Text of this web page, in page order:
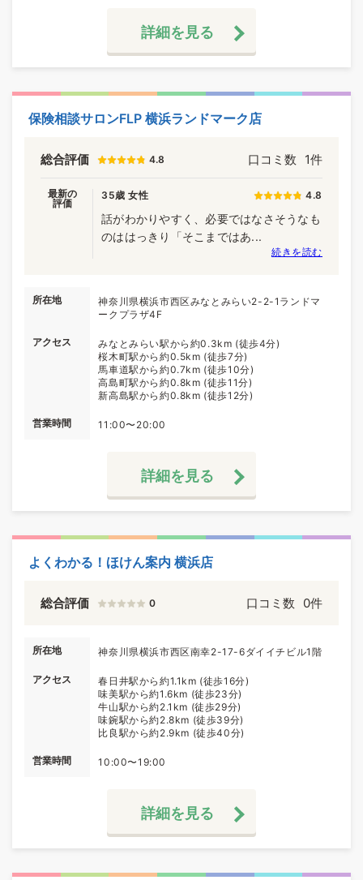
詳細を見る
保険相談サロンFLP 横浜ランドマーク店
総合評価 4.8 口コミ数 1件
最新の
評価
35歳 女性 4.8
話がわかりやすく、必要ではなさそうなも
のははっきり「そこまではあ...
続きを読む
所在地
神奈川県横浜市西区みなとみらい2-2-1ランドマ
ークプラザ4F
アクセス
みなとみらい駅から約0.3km (徒歩4分)
桜木町駅から約0.5km (徒歩7分)
馬車道駅から約0.7km (徒歩10分)
高島町駅から約0.8km (徒歩11分)
新高島駅から約0.8km (徒歩12分)
営業時間 11:00〜20:00
詳細を見る
よくわかる！ほけん案内 横浜店
総合評価 0 口コミ数 0件
所在地 神奈川県横浜市西区南幸2-17-6ダイイチビル1階
アクセス
春日井駅から約1.1km (徒歩16分)
味美駅から約1.6km (徒歩23分)
牛山駅から約2.1km (徒歩29分)
味鋺駅から約2.8km (徒歩39分)
比良駅から約2.9km (徒歩40分)
営業時間 10:00〜19:00
詳細を見る